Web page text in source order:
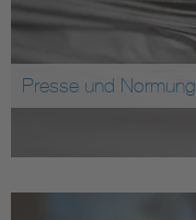
Presse und Normung